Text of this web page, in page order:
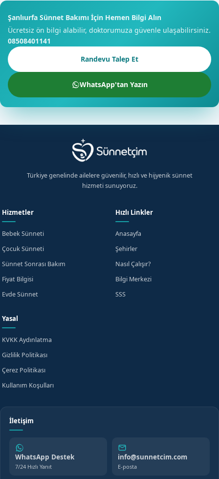
Şanlıurfa Sünnet Bakımı İçin Hemen Bilgi Alın
Ücretsiz ön bilgi alabilir, doktorumuza güvenle ulaşabilirsiniz.
08508401141
Randevu Talep Et
WhatsApp'tan Yazın
Türkiye genelinde ailelere güvenilir, hızlı ve hijyenik sünnet
hizmeti sunuyoruz.
Hizmetler
Bebek Sünneti
Çocuk Sünneti
Sünnet Sonrası Bakım
Fiyat Bilgisi
Evde Sünnet
Hızlı Linkler
Anasayfa
Şehirler
Nasıl Çalışır?
Bilgi Merkezi
SSS
Yasal
KVKK Aydınlatma
Gizlilik Politikası
Çerez Politikası
Kullanım Koşulları
İletişim
WhatsApp Destek
7/24 Hızlı Yanıt
info@sunnetcim.com
E-posta